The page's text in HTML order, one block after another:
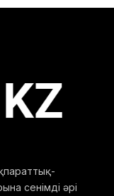
сенімді әрі